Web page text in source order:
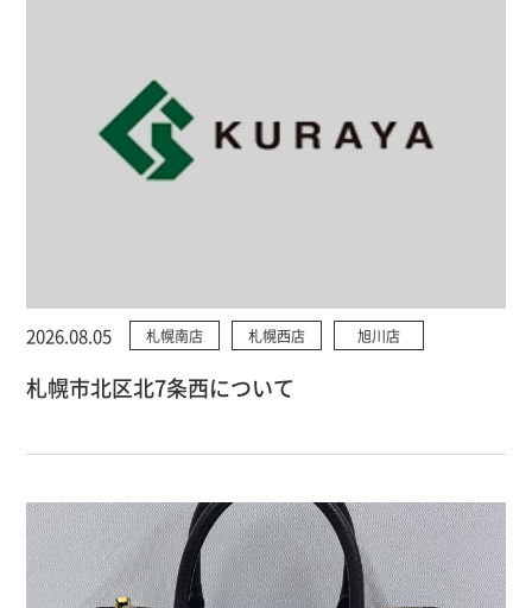
2026.08.05 札幌南店 札幌西店 旭川店
札幌市北区北7条西について